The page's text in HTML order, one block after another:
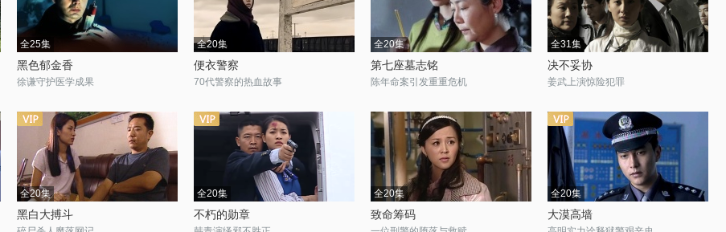
全25集
黑色郁金香
徐谦守护医学成果
全20集
便衣警察
70代警察的热血故事
全20集
第七座墓志铭
陈年命案引发重重危机
全31集
决不妥协
姜武上演惊险犯罪
全20集
黑白大搏斗
全20集
不朽的勋章
全20集
致命筹码
全20集
大漠高墙